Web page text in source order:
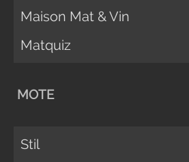
Maison Mat & Vin
Matquiz
MOTE
Stil